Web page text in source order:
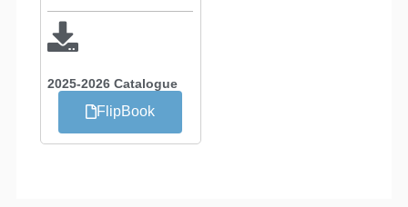
2025-2026 Catalogue
FlipBook